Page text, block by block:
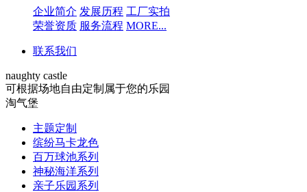
企业简介 发展历程 工厂实拍
荣誉资质 服务流程 MORE...
联系我们
naughty castle
可根据场地自由定制属于您的乐园
淘气堡
主题定制
缤纷马卡龙色
百万球池系列
神秘海洋系列
亲子乐园系列